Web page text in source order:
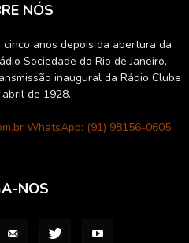
NÓS
anos depois da abertura da
Sociedade do Rio de Janeiro,
inaugural da Rádio Clube
de 1928.
WhatsApp: (91) 98156-0605
NOS